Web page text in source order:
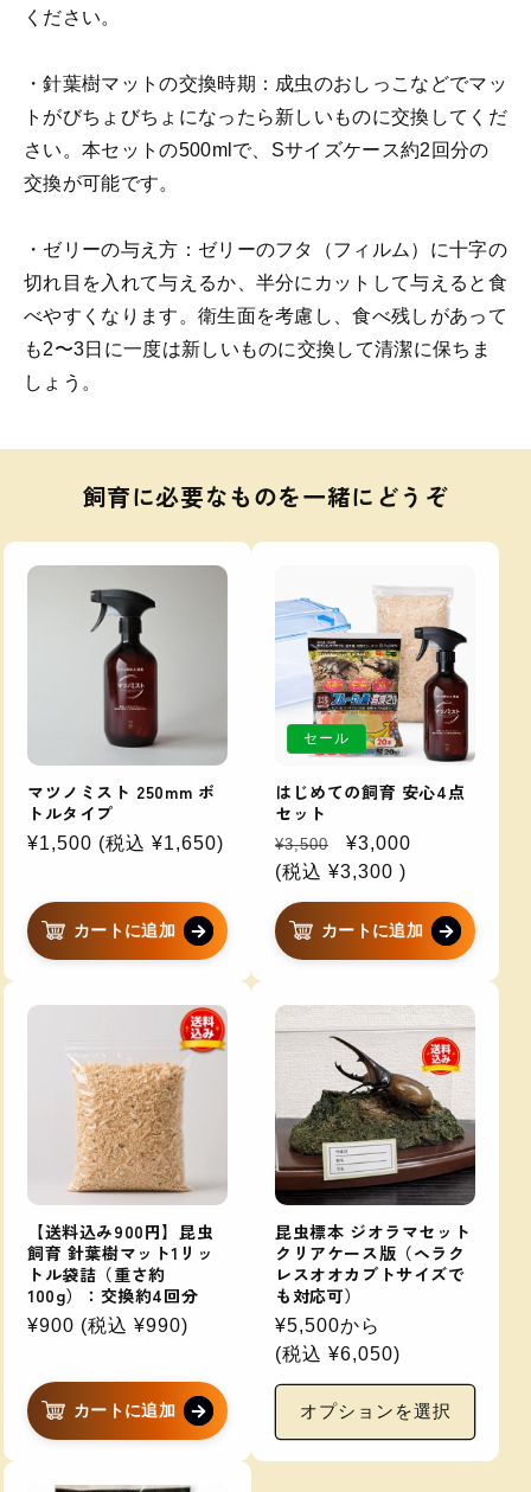
ください。
・針葉樹マットの交換時期：成虫のおしっこなどでマッ
トがびちょびちょになったら新しいものに交換してくだ
さい。本セットの500mlで、Sサイズケース約2回分の
交換が可能です。
・ゼリーの与え方：ゼリーのフタ（フィルム）に十字の
切れ目を入れて与えるか、半分にカットして与えると食
べやすくなります。衛生面を考慮し、食べ残しがあって
も2〜3日に一度は新しいものに交換して清潔に保ちま
しょう。
飼育に必要なものを一緒にどうぞ
マツノミスト 250mm ボ
トルタイプ
通
価
格
¥1,500 (税込 通
価
格
¥1,650)
カートに追加
セール
はじめての飼育 安心4点
セット
通
常
価
格
¥3,500
セ
ー
ル
価
格
¥3,000
(税込 セ
ー
ル
価
¥3,300 )
カートに追加
【送料込み900円】昆虫
飼育 針葉樹マット1リッ
トル袋詰（重さ約
100g）：交換約4回分
通
価
格
¥900 (税込 通
価
格
¥990)
カートに追加
昆虫標本 ジオラマセット
クリアケース版（ヘラク
レスオオカブトサイズで
も対応可）
通
常
価
¥5,500から
(税込 通
常
価
格
¥6,050)
オプションを選択